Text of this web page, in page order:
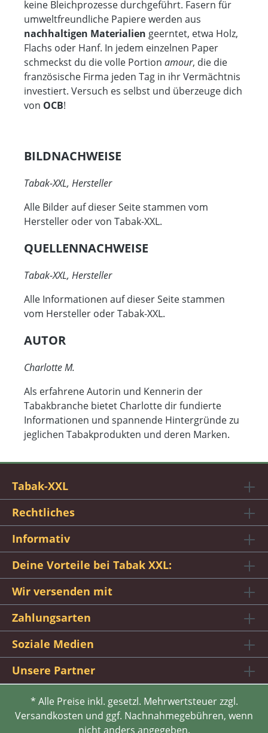
keine Bleichprozesse durchgeführt. Fasern für
umweltfreundliche Papiere werden aus
nachhaltigen Materialien geerntet, etwa Holz,
Flachs oder Hanf. In jedem einzelnen Paper
schmeckst du die volle Portion amour, die die
französische Firma jeden Tag in ihr Vermächtnis
investiert. Versuch es selbst und überzeuge dich
von OCB!
BILDNACHWEISE
Tabak-XXL, Hersteller
Alle Bilder auf dieser Seite stammen vom
Hersteller oder von Tabak-XXL.
QUELLENNACHWEISE
Tabak-XXL, Hersteller
Alle Informationen auf dieser Seite stammen
vom Hersteller oder Tabak-XXL.
AUTOR
Charlotte M.
Als erfahrene Autorin und Kennerin der
Tabakbranche bietet Charlotte dir fundierte
Informationen und spannende Hintergründe zu
jeglichen Tabakprodukten und deren Marken.
Tabak-XXL
Rechtliches
Informativ
Deine Vorteile bei Tabak XXL:
Wir versenden mit
Zahlungsarten
Soziale Medien
Unsere Partner
* Alle Preise inkl. gesetzl. Mehrwertsteuer zzgl.
Versandkosten und ggf. Nachnahmegebühren, wenn
nicht anders angegeben.